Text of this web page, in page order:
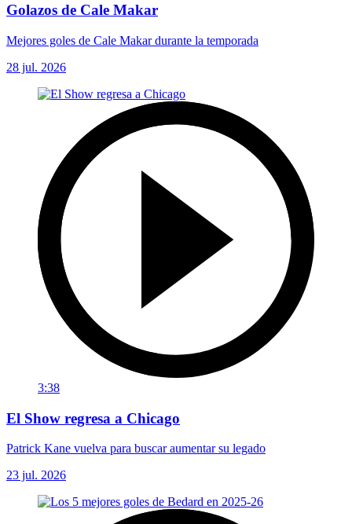
Golazos de Cale Makar
Mejores goles de Cale Makar durante la temporada
28 jul. 2026
3:38
El Show regresa a Chicago
Patrick Kane vuelva para buscar aumentar su legado
23 jul. 2026